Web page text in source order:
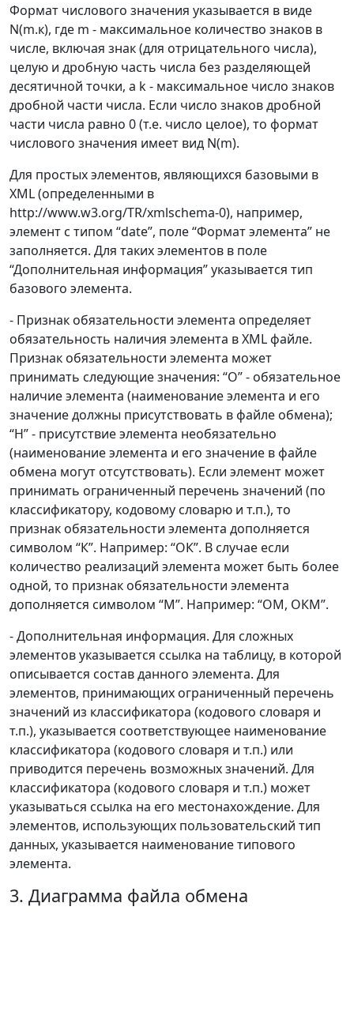
Формат числового значения указывается в виде
N(m.к), где m - максимальное количество знаков в
числе, включая знак (для отрицательного числа),
целую и дробную часть числа без разделяющей
десятичной точки, а k - максимальное число знаков
дробной части числа. Если число знаков дробной
части числа равно 0 (т.е. число целое), то формат
числового значения имеет вид N(m).
Для простых элементов, являющихся базовыми в
XML (определенными в
http://www.w3.org/TR/xmlschema-0), например,
элемент с типом “date”, поле “Формат элемента” не
заполняется. Для таких элементов в поле
“Дополнительная информация” указывается тип
базового элемента.
- Признак обязательности элемента определяет
обязательность наличия элемента в XML файле.
Признак обязательности элемента может
принимать следующие значения: “О” - обязательное
наличие элемента (наименование элемента и его
значение должны присутствовать в файле обмена);
“Н” - присутствие элемента необязательно
(наименование элемента и его значение в файле
обмена могут отсутствовать). Если элемент может
принимать ограниченный перечень значений (по
классификатору, кодовому словарю и т.п.), то
признак обязательности элемента дополняется
символом “К”. Например: “ОК”. В случае если
количество реализаций элемента может быть более
одной, то признак обязательности элемента
дополняется символом “М”. Например: “ОМ, ОКМ”.
- Дополнительная информация. Для сложных
элементов указывается ссылка на таблицу, в которой
описывается состав данного элемента. Для
элементов, принимающих ограниченный перечень
значений из классификатора (кодового словаря и
т.п.), указывается соответствующее наименование
классификатора (кодового словаря и т.п.) или
приводится перечень возможных значений. Для
классификатора (кодового словаря и т.п.) может
указываться ссылка на его местонахождение. Для
элементов, использующих пользовательский тип
данных, указывается наименование типового
элемента.
3. Диаграмма файла обмена